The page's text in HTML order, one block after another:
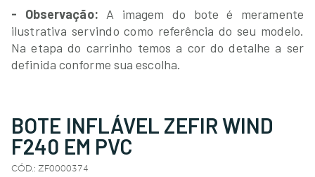
- Observação: A imagem do bote é meramente
ilustrativa servindo como referência do seu modelo.
Na etapa do carrinho temos a cor do detalhe a ser
definida conforme sua escolha.
BOTE INFLÁVEL ZEFIR WIND
F240 EM PVC
CÓD.: ZF0000374